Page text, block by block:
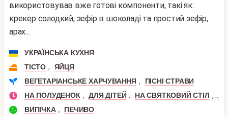
використовував вже готові компоненти, такі як:
крекер солодкий, зефір в шоколаді та простий зефір,
арах...
УКРАЇНСЬКА КУХНЯ
ТІСТО ,
ЯЙЦЯ
ВЕГЕТАРІАНСЬКЕ ХАРЧУВАННЯ ,
ПІСНІ СТРАВИ
НА ПОЛУДЕНОК , ДЛЯ ДІТЕЙ , НА СВЯТКОВИЙ СТІЛ ,
ВИПІЧКА , ПЕЧИВО